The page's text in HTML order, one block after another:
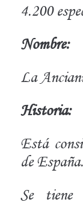
4.200
Nombre:
La
Historia:
Está
de España.
Se tiene